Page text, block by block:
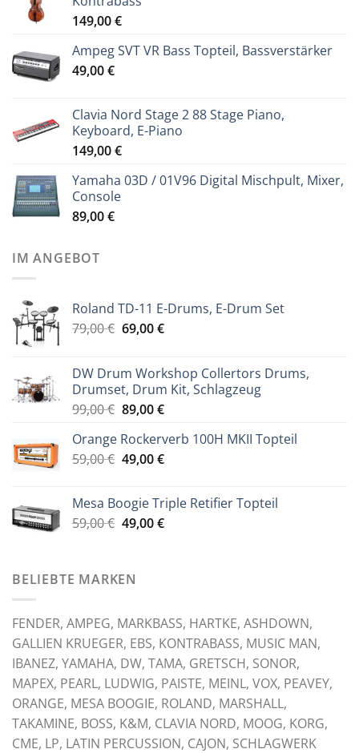
149,00€
Ampeg SVT VR Bass Topteil, Bassverstärker
49,00€
Clavia Nord Stage 2 88 Stage Piano,
Keyboard, E-Piano
149,00€
Yamaha 03D / 01V96 Digital Mischpult, Mixer,
Console
89,00€
IM ANGEBOT
Roland TD-11 E-Drums, E-Drum Set
79,00€ Ursprünglicher
79,00 €
69,00€Aktueller
69,00 €.
DW Drum Workshop Collertors Drums,
Drumset, Drum Kit, Schlagzeug
99,00€ Ursprünglicher
war:
99,00 €
89,00€Aktueller
ist:
89,00 €.
Orange Rockerverb 100H MKII Topteil
59,00€ Ursprünglicher
59,00 €
49,00€Aktueller
49,00 €.
Mesa Boogie Triple Retifier Topteil
59,00€ Ursprünglicher
59,00 €
49,00€Aktueller
BELIEBTE MARKEN
FENDER, AMPEG, MARKBASS, HARTKE, ASHDOWN,
GALLIEN KRUEGER, EBS, KONTRABASS, MUSIC MAN,
IBANEZ, YAMAHA, DW, TAMA, GRETSCH, SONOR,
MAPEX, PEARL, LUDWIG, PAISTE, MEINL, VOX, PEAVEY,
ORANGE, MESA BOOGIE, ROLAND, MARSHALL,
TAKAMINE, BOSS, K&M, CLAVIA NORD, MOOG, KORG,
CME, LP, LATIN PERCUSSION, CAJON, SCHLAGWERK